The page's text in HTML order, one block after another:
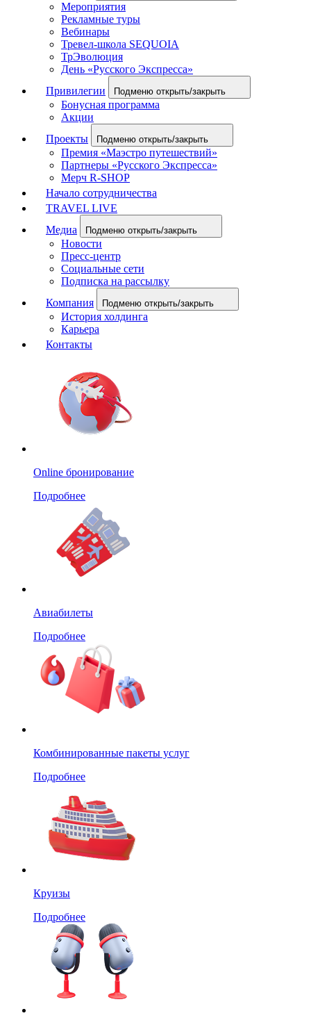
Мероприятия
Рекламные туры
Вебинары
Тревел-школа SEQUOIA
ТрЭволюция
День «Русского Экспресса»
Привилегии
Подменю открыть/закрыть
Бонусная программа
Акции
Проекты
Подменю открыть/закрыть
Премия «Маэстро путешествий»
Партнеры «Русского Экспресса»
Мерч R-SHOP
Начало сотрудничества
TRAVEL LIVE
Медиа
Подменю открыть/закрыть
Новости
Пресс-центр
Социальные сети
Подписка на рассылку
Компания
Подменю открыть/закрыть
История холдинга
Карьера
Контакты
Online бронирование
Подробнее
Авиабилеты
Подробнее
Комбинированные пакеты услуг
Подробнее
Круизы
Подробнее